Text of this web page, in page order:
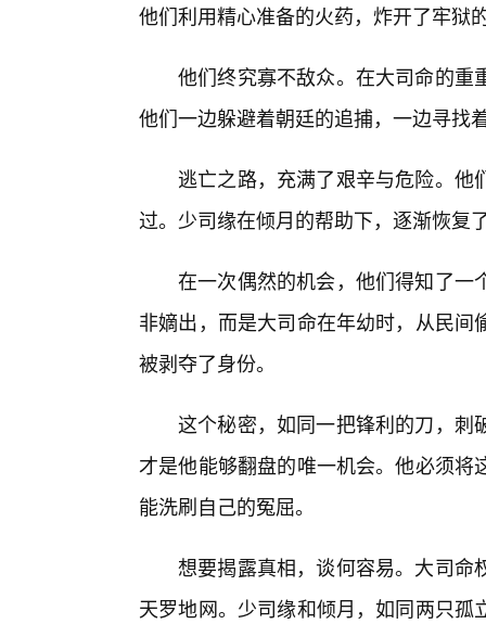
他们利用精心准备的火药，炸开了牢狱
他们终究寡不敌众。在大司命的重
他们一边躲避着朝廷的追捕，一边寻找
逃亡之路，充满了艰辛与危险。他
过。少司缘在倾月的帮助下，逐渐恢复
在一次偶然的机会，他们得知了一
非嫡出，而是大司命在年幼时，从民
被剥夺了身份。
这个秘密，如同一把锋利的刀，刺
才是他能够翻盘的唯一机会。他必须
能洗刷自己的冤屈。
想要揭露真相，谈何容易。大司命
天罗地网。少司缘和倾月，如同两只